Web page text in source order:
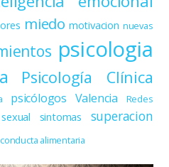
miedo motivacion nuevas
psicologia
Psicología Clínica
psicólogos Valencia
Redes
sexual sintomas superacion
alimentaria